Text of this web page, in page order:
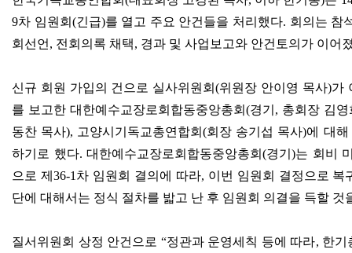
9차 임원회 (긴급)를 열고 주요 안건들을 처리했다. 회의는 참
회선언 , 전회의록 채택, 경과 및 사업보고와 안건토의가 이어
신규 회원 가입의 건으로 실사위원회(위원장 안이영 목사)가
를 보고한 대한예수교장로회합동중앙총회 (경기 , 총회장 김
동찬 목사), 고양시기독교총연합회(회장 송기섭 목사)에 대해
하기로 했다. 대한예수교장로회합동중앙총회 (경기 )는 회비
으로 제 36-1 차 임원회 결의에 따라, 이번 임원회 결정으로 복
단에 대해서는 정식 절차를 밟고 난 후 임원회 의결을 득할 것
질서위원회 상정 안건으로 “정관과 운영세칙 등에 따라, 한기